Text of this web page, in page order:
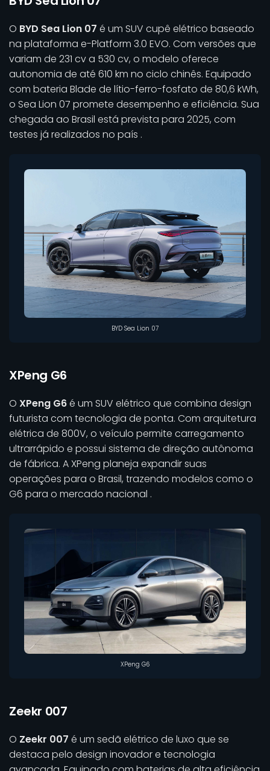
O BYD Sea Lion 07 é um SUV cupê elétrico baseado
na plataforma e-Platform 3.0 EVO. Com versões que
variam de 231 cv a 530 cv, o modelo oferece
autonomia de até 610 km no ciclo chinês. Equipado
com bateria Blade de lítio-ferro-fosfato de 80,6 kWh,
o Sea Lion 07 promete desempenho e eficiência. Sua
chegada ao Brasil está prevista para 2025, com
testes já realizados no país .
BYD Sea Lion 07
XPeng G6
O XPeng G6é um SUV elétrico que combina design
futurista com tecnologia de ponta. Com arquitetura
elétrica de 800V, o veículo permite carregamento
ultrarrápido e possui sistema de direção autônoma
de fábrica. A XPeng planeja expandir suas
operações para o Brasil, trazendo modelos como o
G6 para o mercado nacional .
XPeng G6
Zeekr 007
O Zeekr 007 é um sedã elétrico de luxo que se
destaca pelo design inovador e tecnologia